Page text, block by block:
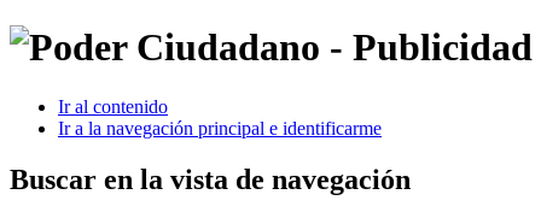
Ir al contenido
Ir a la navegación principal e identificarme
Buscar en la vista de navegación